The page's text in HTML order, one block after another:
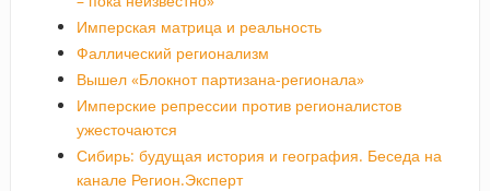
Имперская матрица и реальность
Фаллический регионализм
Вышел «Блокнот партизана-регионала»
Имперские репрессии против регионалистов
ужесточаются
Сибирь: будущая история и география. Беседа на
канале Регион.Эксперт